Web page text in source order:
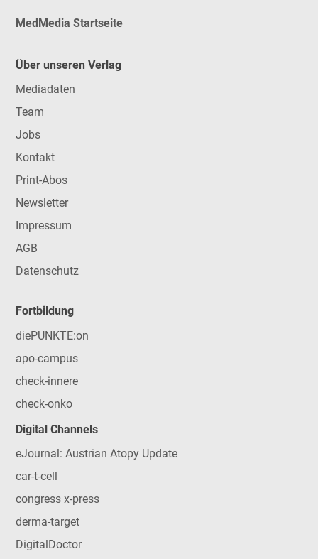
MedMedia Startseite
Über unseren Verlag
Mediadaten
Team
Jobs
Kontakt
Print-Abos
Newsletter
Impressum
AGB
Datenschutz
Fortbildung
diePUNKTE:on
apo-campus
check-innere
check-onko
Digital Channels
eJournal: Austrian Atopy Update
car-t-cell
congress x-press
derma-target
DigitalDoctor